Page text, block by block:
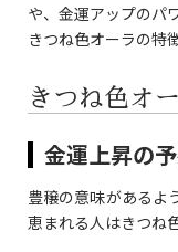
や、金運アップのパ
きつね色オーラの特
きつね色オ
金運上昇の
豊穣の意味があるよ
恵まれる人はきつね